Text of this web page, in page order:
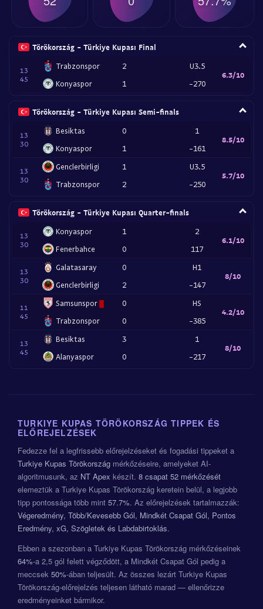
Törökország - Türkiye Kupası Final
13
45
Trabzonspor
Konyaspor
2
1
U3.5
-270
6.3/10
Törökország - Türkiye Kupası Semi-finals
13
30
Besiktas
Konyaspor
0
1
1
-161
8.5/10
13
30
Genclerbirligi
Trabzonspor
1
2
U3.5
-250
5.7/10
Törökország - Türkiye Kupası Quarter-finals
13
30
Konyaspor
Fenerbahce
1
0
2
117
6.1/10
13
30
Galatasaray
Genclerbirligi
0
2
H1
-147
8/10
11
45
Samsunspor
Trabzonspor
0
0
HS
-385
4.2/10
13
45
Besiktas
Alanyaspor
3
0
1
-217
8/10
TURKIYE KUPAS TÖRÖKORSZÁG TIPPEK ÉS
ELŐREJELZÉSEK
Fedezze fel a legfrissebb előrejelzéseket és fogadási tippeket a
Turkiye Kupas Törökország mérkőzéseire, amelyeket AI-
algoritmusunk, az NT Apex készít. 8 csapat 52 mérkőzését
elemeztük a Turkiye Kupas Törökország keretein belül, a legjobb
tipp pontossága több mint 57.7%. Az előrejelzések tartalmazzák:
Végeredmény, Több/Kevesebb Gól, Mindkét Csapat Gól, Pontos
Eredmény, xG, Szögletek és Labdabirtoklás.
Ebben a szezonban a Turkiye Kupas Törökország mérkőzéseinek
64%-a 2,5 gól felett végződött, a Mindkét Csapat Gól pedig a
meccsek 50%-ában teljesült. Az összes lezárt Turkiye Kupas
Törökország-előrejelzés teljesen látható marad — ellenőrizze
eredményeinket bármikor.